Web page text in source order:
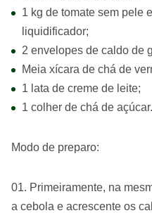
1 kg de tomate sem pele
liquidificador;
2 envelopes de caldo de
Meia xícara de chá de
1 lata de creme de leite;
1 colher de chá de açúcar.
Modo de preparo:
Primeiramente, na
a cebola e acrescente os